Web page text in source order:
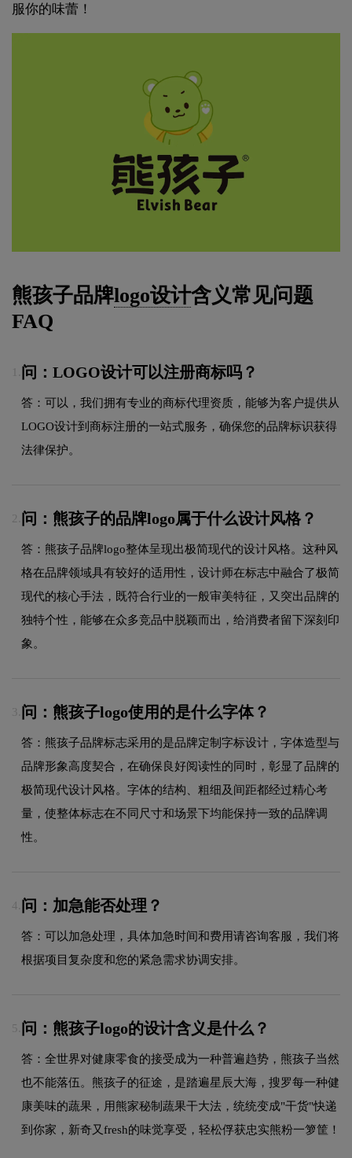
服你的味蕾！
熊孩子品牌logo设计含义常见问题
FAQ
问：LOGO设计可以注册商标吗？
答：可以，我们拥有专业的商标代理资质，能够为客户提供从
LOGO设计到商标注册的一站式服务，确保您的品牌标识获得
法律保护。
2. 问：熊孩子的品牌logo属于什么设计风格？
答：熊孩子品牌logo整体呈现出极简现代的设计风格。这种风
格在品牌领域具有较好的适用性，设计师在标志中融合了极简
现代的核心手法，既符合行业的一般审美特征，又突出品牌的
独特个性，能够在众多竞品中脱颖而出，给消费者留下深刻印
象。
3. 问：熊孩子logo使用的是什么字体？
答：熊孩子品牌标志采用的是品牌定制字标设计，字体造型与
品牌形象高度契合，在确保良好阅读性的同时，彰显了品牌的
极简现代设计风格。字体的结构、粗细及间距都经过精心考
量，使整体标志在不同尺寸和场景下均能保持一致的品牌调
性。
4. 问：加急能否处理？
答：可以加急处理，具体加急时间和费用请咨询客服，我们将
根据项目复杂度和您的紧急需求协调安排。
5. 问：熊孩子logo的设计含义是什么？
答：全世界对健康零食的接受成为一种普遍趋势，熊孩子当然
也不能落伍。熊孩子的征途，是踏遍星辰大海，搜罗每一种健
康美味的蔬果，用熊家秘制蔬果干大法，统统变成"干货"快递
到你家，新奇又fresh的味觉享受，轻松俘获忠实熊粉一箩筐！